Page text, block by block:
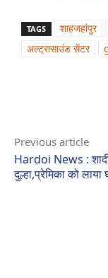
TAGS शाहजहांपुर
अल्ट्रासाउंड सेंटर
Previous article
Hardoi News :
दुल्हा,प्रेमिका को लाया